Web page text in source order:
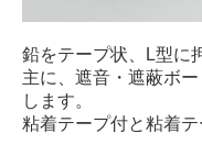
鉛をテープ状、L型に
主に、遮音・遮蔽ボ
します。
粘着テープ付と粘着テ